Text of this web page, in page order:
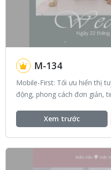
M-134
Mobile-First: Tối ưu hiển thị
động, phong cách đơn giản,
Xem trước